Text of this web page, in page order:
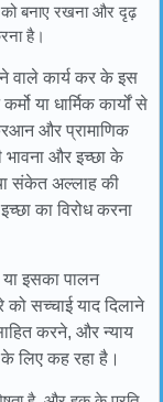
को बनाए रखना और दृढ़
है।
वाले कार्य कर के इस
या धार्मिक कार्यों से
और प्रामाणिक
भावना और इच्छा के
संकेत अल्लाह की
का विरोध करना
या इसका पालन
सच्चाई याद दिलाने
करने, और न्याय
लिए कह रहा है।